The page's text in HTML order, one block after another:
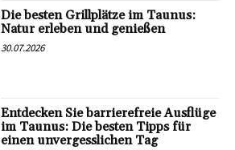
Die besten Grillplätze im Taunus:
Natur erleben und genießen
30.07.2026
Entdecken Sie barrierefreie Ausflüge
im Taunus: Die besten Tipps für
einen unvergesslichen Tag